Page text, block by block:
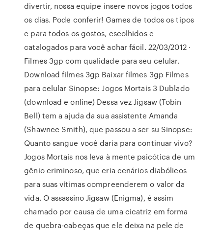
divertir, nossa equipe insere novos jogos todos
os dias. Pode conferir! Games de todos os tipos
e para todos os gostos, escolhidos e
catalogados para você achar fácil. 22/03/2012 ·
Filmes 3gp com qualidade para seu celular.
Download filmes 3gp Baixar filmes 3gp Filmes
para celular Sinopse: Jogos Mortais 3 Dublado
(download e online) Dessa vez Jigsaw (Tobin
Bell) tem a ajuda da sua assistente Amanda
(Shawnee Smith), que passou a ser su Sinopse:
Quanto sangue você daria para continuar vivo?
Jogos Mortais nos leva à mente psicótica de um
gênio criminoso, que cria cenários diabólicos
para suas vítimas compreenderem o valor da
vida. O assassino Jigsaw (Enigma), é assim
chamado por causa de uma cicatriz em forma
de quebra-cabeças que ele deixa na pele de